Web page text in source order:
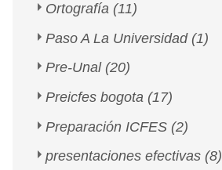
Ortografía (11)
Paso A La Universidad (1)
Pre-Unal (20)
Preicfes bogota (17)
Preparación ICFES (2)
presentaciones efectivas (8)